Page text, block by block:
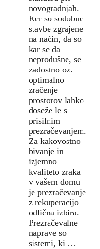
novogradnjah.
Ker so sodobne
stavbe zgrajene
na način, da so
kar se da
neprodušne, se
zadostno oz.
optimalno
zračenje
prostorov lahko
doseže le s
prisilnim
prezračevanjem.
Za kakovostno
bivanje in
izjemno
kvaliteto zraka
v vašem domu
je prezračevanje
z rekuperacijo
odlična izbira.
Prezračevalne
naprave so
sistemi, ki …